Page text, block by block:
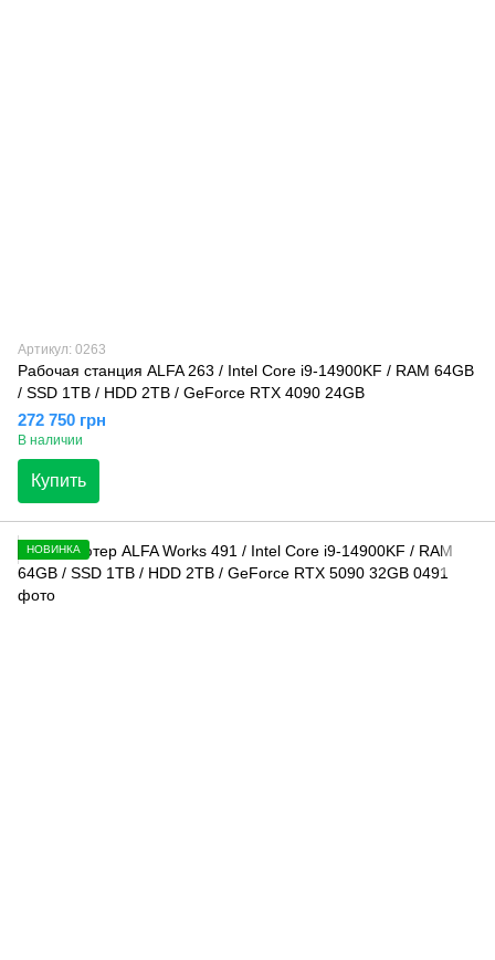
Артикул: 0263
Рабочая станция ALFA 263 / Intel Core i9-14900KF / RAM 64GB
/ SSD 1TB / HDD 2TB / GeForce RTX 4090 24GB
272 750 грн
В наличии
Купить
НОВИНКА